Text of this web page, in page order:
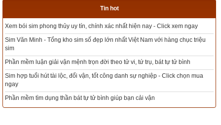
Tin hot
bói sim phong thủy uy tín, chính xác nhất hiện nay - Click xem ngay
Minh - Tổng kho sim số đẹp lớn nhất Việt Nam với hàng chục triệu
mềm luận giải vận mệnh trọn đời theo tử vi, tứ trụ, bát tự tử bình
tuổi hút tài lộc, đổi vận, tốt công danh sự nghiệp - Click chọn mua
mềm tìm dụng thần bát tự tử bình giúp bạn cải vận
Mua
Tổng